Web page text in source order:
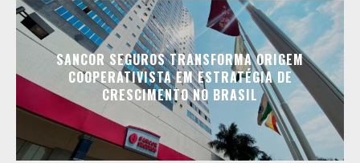
SANCOR SEGUROS TRANSFORMA ORIGEM
COOPERATIVISTA EM ESTRATÉGIA DE
CRESCIMENTO NO BRASIL